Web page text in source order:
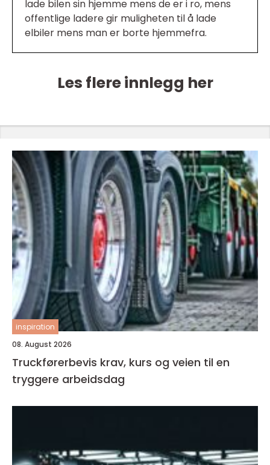
lade bilen sin hjemme mens de er i ro, mens
offentlige ladere gir muligheten til å lade
elbiler mens man er borte hjemmefra.
Les flere innlegg her
inspiration
08. August 2026
Truckførerbevis krav, kurs og veien til en
tryggere arbeidsdag